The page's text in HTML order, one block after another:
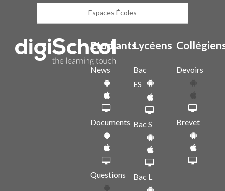
Espaces Écoles
Etudiants
News
Documents
Questions
Lycéens
Bac
ES
Bac S
Bac L
Devoirs
Brevet